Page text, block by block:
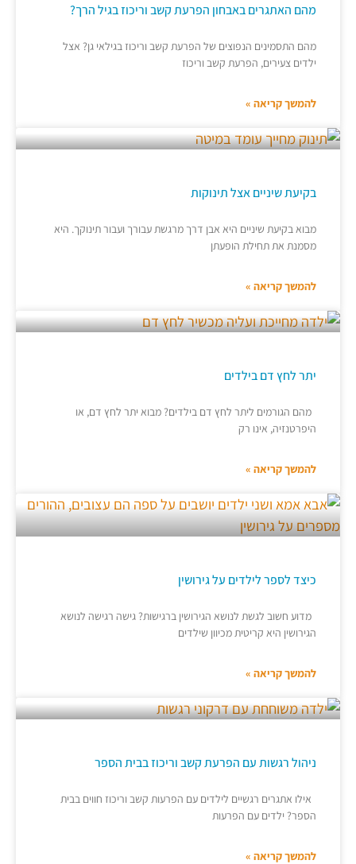
מהם האתגרים באבחון הפרעת קשב וריכוז בגיל הרך?
מהם התסמינים הנפוצים של הפרעת קשב וריכוז בגילאי גן? אצל
ילדים צעירים, הפרעת קשב וריכוז
להמשך קריאה »
בקיעת שיניים אצל תינוקות
מבוא בקיעת שיניים היא אבן דרך מרגשת עבורך ועבור תינוקך. היא
מסמנת את תחילת הופעתן
להמשך קריאה »
יתר לחץ דם בילדים
מהם הגורמים ליתר לחץ דם בילדים? מבוא יתר לחץ דם, או
היפרטנזיה, אינו רק
להמשך קריאה »
כיצד לספר לילדים על גירושין
מדוע חשוב לגשת לנושא הגירושין ברגישות? גישה רגישה לנושא
הגירושין היא קריטית מכיוון שילדים
להמשך קריאה »
ניהול רגשות עם הפרעת קשב וריכוז בבית הספר
אילו אתגרים רגשיים לילדים עם הפרעות קשב וריכוז חווים בבית
הספר? ילדים עם הפרעות
להמשך קריאה »